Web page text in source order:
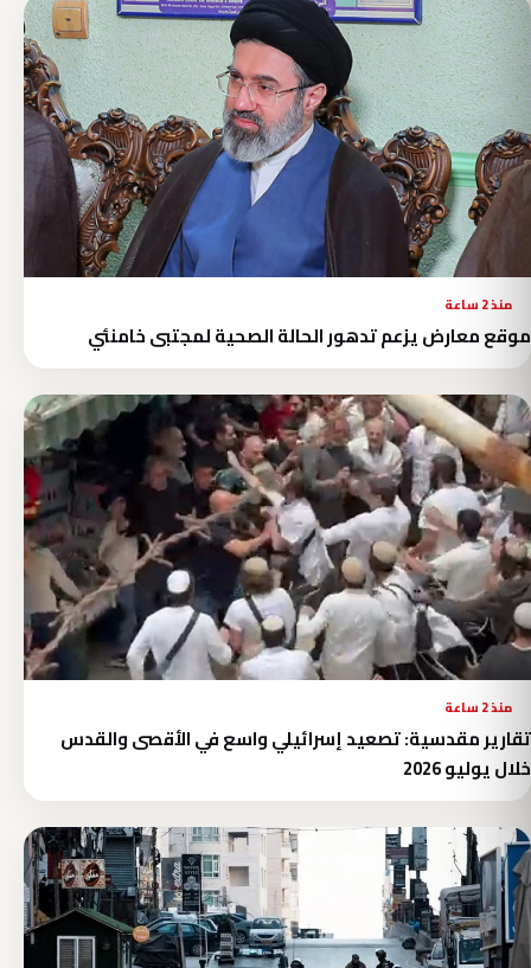
منذ 2 ساعة
موقع معارض يزعم تدهور الحالة الصحية لمجتبى خامنئي
منذ 2 ساعة
تقارير مقدسية: تصعيد إسرائيلي واسع في الأقصى والقدس
خلال يوليو 2026